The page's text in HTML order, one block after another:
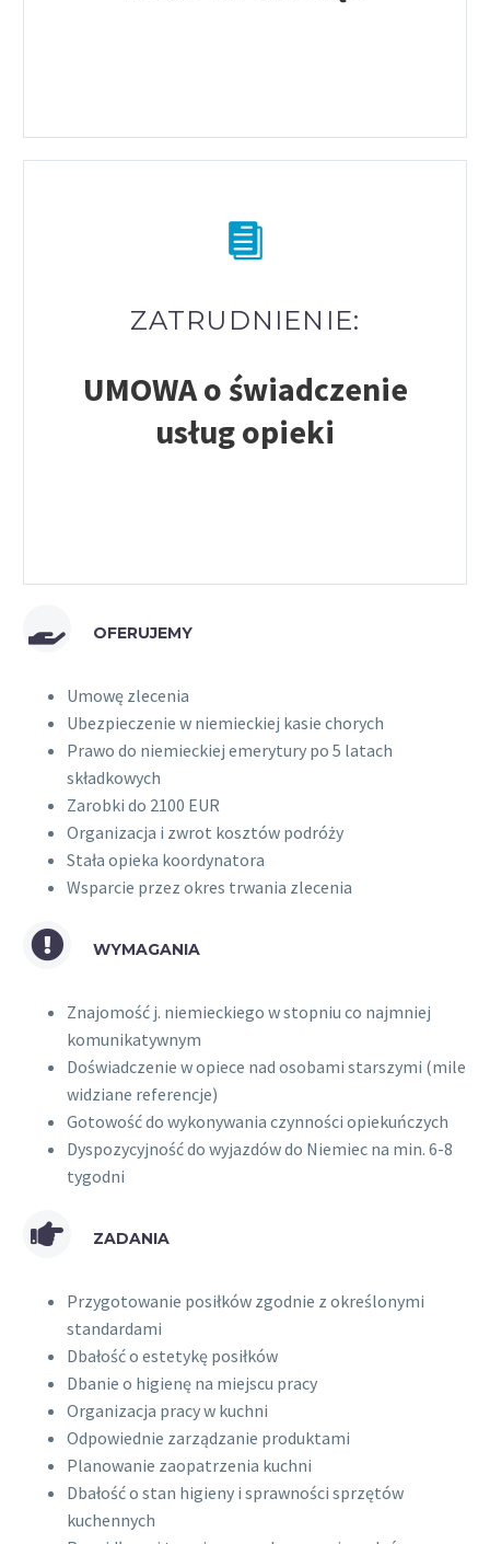
ZATRUDNIENIE:
UMOWA o świadczenie
usług opieki
OFERUJEMY
Umowę zlecenia
Ubezpieczenie w niemieckiej kasie chorych
Prawo do niemieckiej emerytury po 5 latach
składkowych
Zarobki do 2100 EUR
Organizacja i zwrot kosztów podróży
Stała opieka koordynatora
Wsparcie przez okres trwania zlecenia
WYMAGANIA
Znajomość j. niemieckiego w stopniu co najmniej
komunikatywnym
Doświadczenie w opiece nad osobami starszymi (mile
widziane referencje)
Gotowość do wykonywania czynności opiekuńczych
Dyspozycyjność do wyjazdów do Niemiec na min. 6-8
tygodni
ZADANIA
Przygotowanie posiłków zgodnie z określonymi
standardami
Dbałość o estetykę posiłków
Dbanie o higienę na miejscu pracy
Organizacja pracy w kuchni
Odpowiednie zarządzanie produktami
Planowanie zaopatrzenia kuchni
Dbałość o stan higieny i sprawności sprzętów
kuchennych